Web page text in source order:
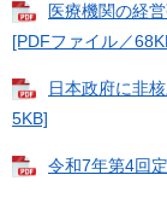
医療機関の経
[PDFファイル／
日本政府に非
5KB]
令和7年第4回